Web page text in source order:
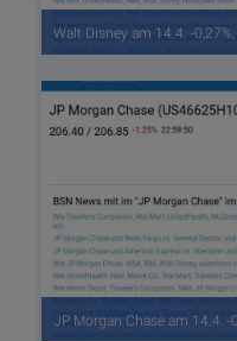
Walt Disney am 14.4. -
JP Morgan Chase am 14.4. -